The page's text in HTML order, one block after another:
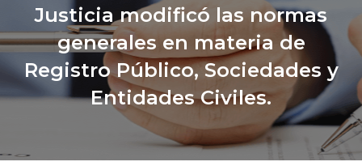
Justicia modificó las normas
generales en materia de
Registro Público, Sociedades y
Entidades Civiles.